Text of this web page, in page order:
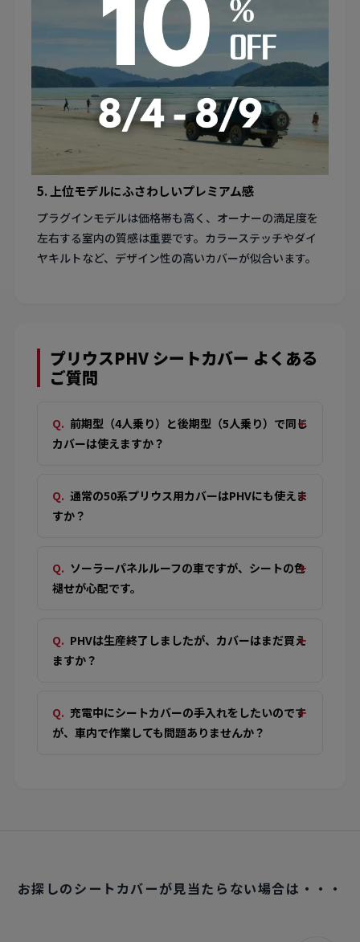
に紫外線が入りやすい傾向があります。UVカット素材の
カバーを選ぶことで、シートの色褪せを防げます。
4. EV走行時の静粛性を損なわない素材選び
EV走行時は驚くほど静かなプリウスPHVでは、シートカ
バーの摩擦音が目立つことがあります。柔らかい合成皮
革やスウェード調素材は音が出にくく、静粛性を損ない
ません。
5. 上位モデルにふさわしいプレミアム感
プラグインモデルは価格帯も高く、オーナーの満足度を
左右する室内の質感は重要です。カラーステッチやダイ
ヤキルトなど、デザイン性の高いカバーが似合います。
プリウスPHV シートカバー よくある
ご質問
前期型（4人乗り）と後期型（5人乗り）で同じ
カバーは使えますか？
通常の50系プリウス用カバーはPHVにも使えま
すか？
ソーラーパネルルーフの車ですが、シートの色
褪せが心配です。
PHVは生産終了しましたが、カバーはまだ買え
ますか？
充電中にシートカバーの手入れをしたいのです
が、車内で作業しても問題ありませんか？
お探しのシートカバーが見当たらない場合は・・・